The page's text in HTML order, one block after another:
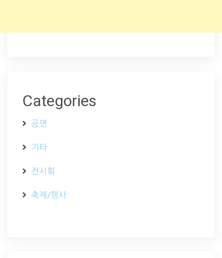
Categories
공연
기타
전시회
축제/행사